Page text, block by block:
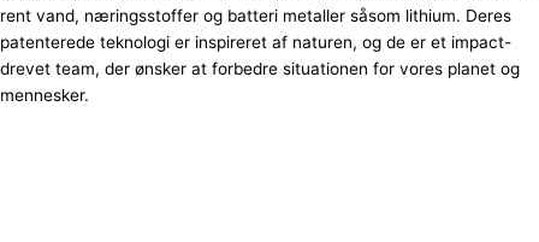
rent vand, næringsstoffer og batteri metaller såsom lithium. Deres
patenterede teknologi er inspireret af naturen, og de er et impact-
drevet team, der ønsker at forbedre situationen for vores planet og
mennesker.